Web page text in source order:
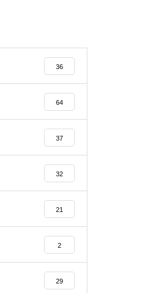
36
64
37
32
21
2
29